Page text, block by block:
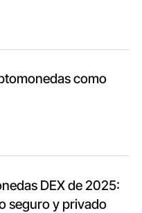
como
DEX de 2025:
seguro y privado